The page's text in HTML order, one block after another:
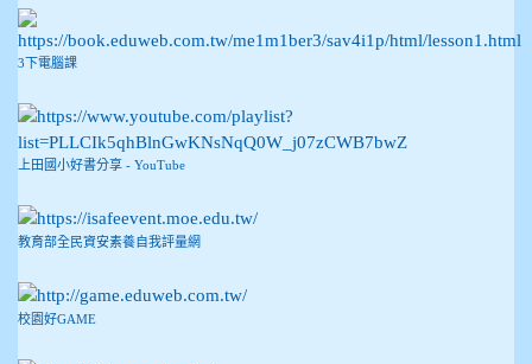
3下電腦課
上田國小好書分享 - YouTube
教育部全民資安素養自我評量網
校園好GAME